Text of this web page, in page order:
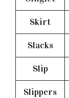
Skirt
Slacks
Slip
Slippers